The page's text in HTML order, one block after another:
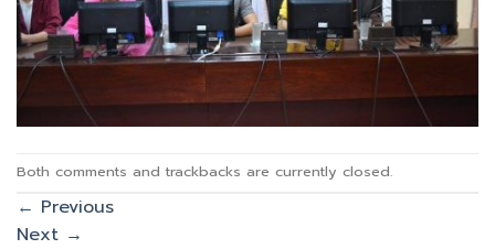
Both comments and trackbacks are currently closed.
← Previous
Next →